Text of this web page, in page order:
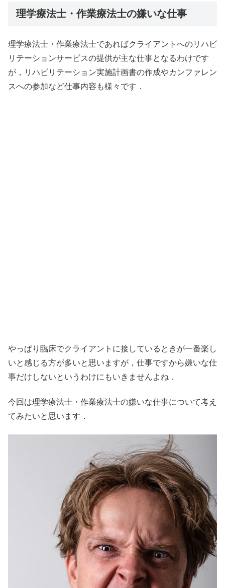
理学療法士・作業療法士の嫌いな仕事
理学療法士・作業療法士であればクライアントへのリハビ
リテーションサービスの提供が主な仕事となるわけです
が，リハビリテーション実施計画書の作成やカンファレン
スへの参加など仕事内容も様々です．
やっぱり臨床でクライアントに接しているときが一番楽し
いと感じる方が多いと思いますが，仕事ですから嫌いな仕
事だけしないというわけにもいきませんよね．
今回は理学療法士・作業療法士の嫌いな仕事について考え
てみたいと思います．